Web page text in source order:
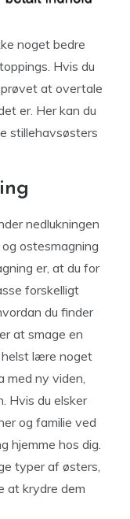
noget bedre
Hvis du
prøvet at overtale
er. Her kan du
stillehavsøsters
nedlukningen
ostesmagning
er, at du for
forskelligt
du finder
at smage en
helst lære noget
med ny viden,
Hvis du elsker
og familie ved
hjemme hos dig.
typer af østers,
at krydre dem